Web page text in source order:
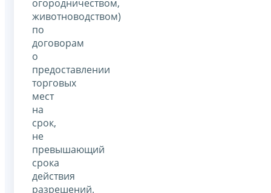
огородничеством,
животноводством)
по
договорам
о
предоставлении
торговых
мест
на
срок,
не
превышающий
срока
действия
разрешений.